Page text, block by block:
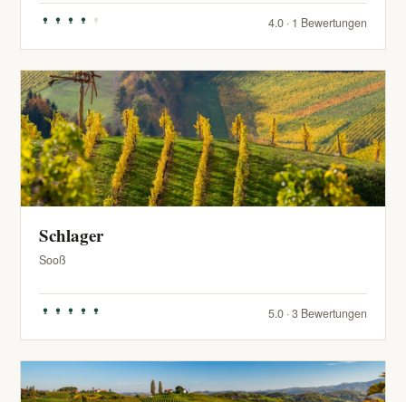
4.0 · 1 Bewertungen
Schlager
Sooß
5.0 · 3 Bewertungen